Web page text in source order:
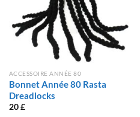
ACCESSOIRE ANNÉE 80
Bonnet Année 80 Rasta
Dreadlocks
20£